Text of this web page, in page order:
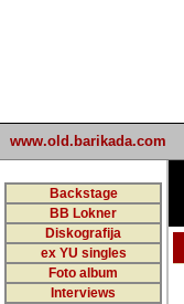
www.old.barikada.com
Backstage
BB Lokner
Diskografija
ex YU singles
Foto album
Interviews